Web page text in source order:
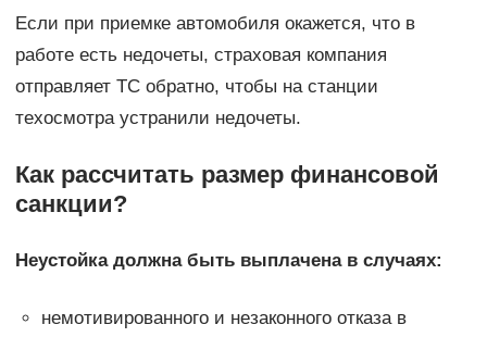
Если при приемке автомобиля окажется, что в
работе есть недочеты, страховая компания
отправляет ТС обратно, чтобы на станции
техосмотра устранили недочеты.
Как рассчитать размер финансовой
санкции?
Неустойка должна быть выплачена в случаях:
немотивированного и незаконного отказа в